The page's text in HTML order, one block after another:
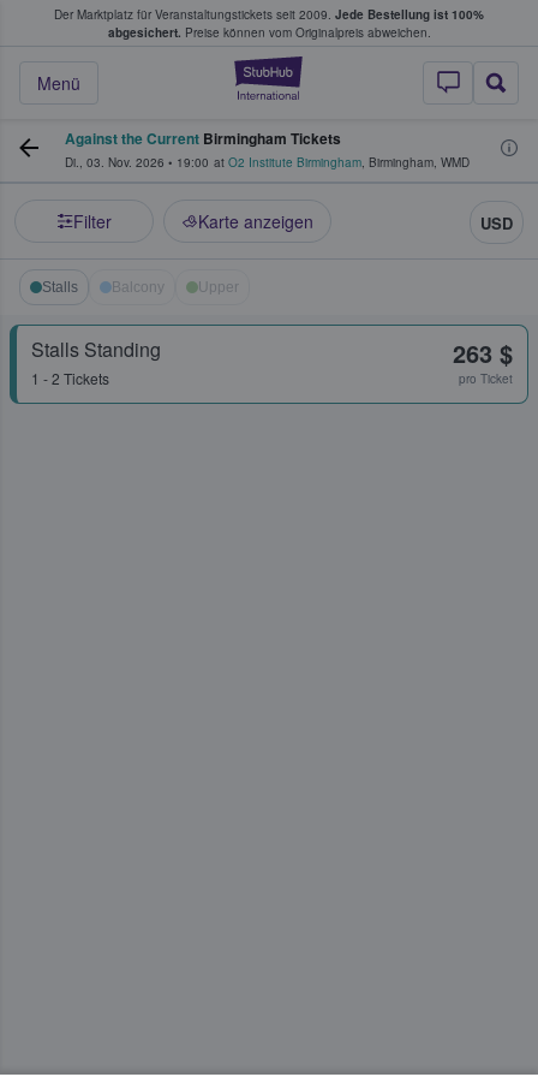
Der Marktplatz für Veranstaltungstickets seit 2009. Jede Bestellung ist 100%
abgesichert. Preise können vom Originalpreis abweichen.
StubHub - Wo
Menü
Tickets kaufen & verkaufen
Against the Current Birmingham Tickets
Di., 03. Nov. 2026 • 19:00 at O2 Institute Birmingham, Birmingham, WMD
Filter Karte anzeigen USD
Stalls Balcony Upper
Stalls Standing
1 - 2 Tickets
263 $
pro Ticket